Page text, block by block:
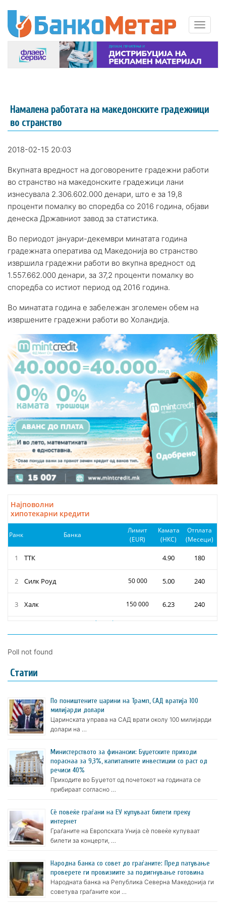
Намалена работата на македонските градежници
во странство
2018-02-15 20:03
Вкупната вредност на договорените градежни работи
во странство на македонските градежици лани
изнесувала 2.306.602.000 денари, што е за 19,8
проценти помалку во споредба со 2016 година, објави
денеска Државниот завод за статистика.
Во периодот јануари-декември минатата година
градежната оператива од Македонија во странство
извршила градежни работи во вкупна вредност од
1.557.662.000 денари, за 37,2 проценти помалку во
споредба со истиот период од 2016 година.
Во минатата година е забележан зголемен обем на
извршените градежни работи во Холандија.
Poll not found
Статии
По поништените царини на Трамп, САД вратија 100
милијарди долари
Царинската управа на САД врати околу 100 милијарди
долари на …
Министерството за финансии: Буџетските приходи
пораснаа за 9,3%, капиталните инвестиции со раст од
речиси 40%
Приходите во Буџетот од почетокот на годината се
прибираат согласно …
Сè повеќе граѓани на ЕУ купуваат билети преку
интернет
Граѓаните на Европската Унија сè повеќе купуваат
билети за концерти, …
Народна банка со совет до граѓаните: Пред патување
проверете ги провизиите за подигнување готовина
Народната банка на Република Северна Македонија ги
советува граѓаните кои …